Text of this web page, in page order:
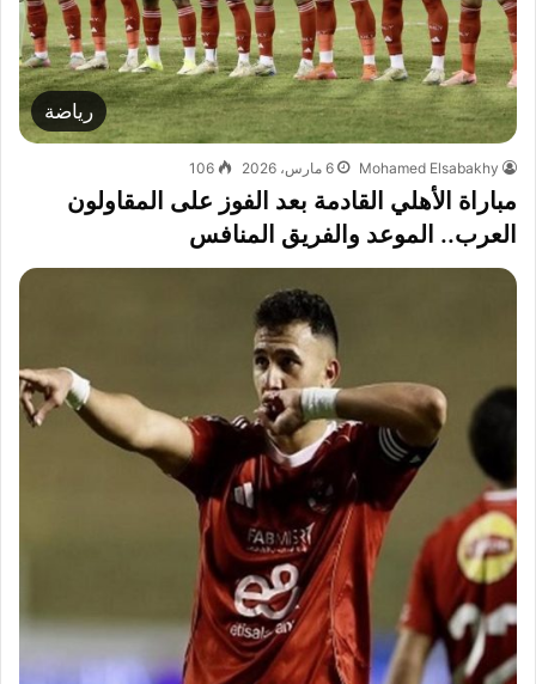
رياضة
Mohamed Elsabakhy 6 مارس، 2026 106
مباراة الأهلي القادمة بعد الفوز على المقاولون
العرب.. الموعد والفريق المنافس